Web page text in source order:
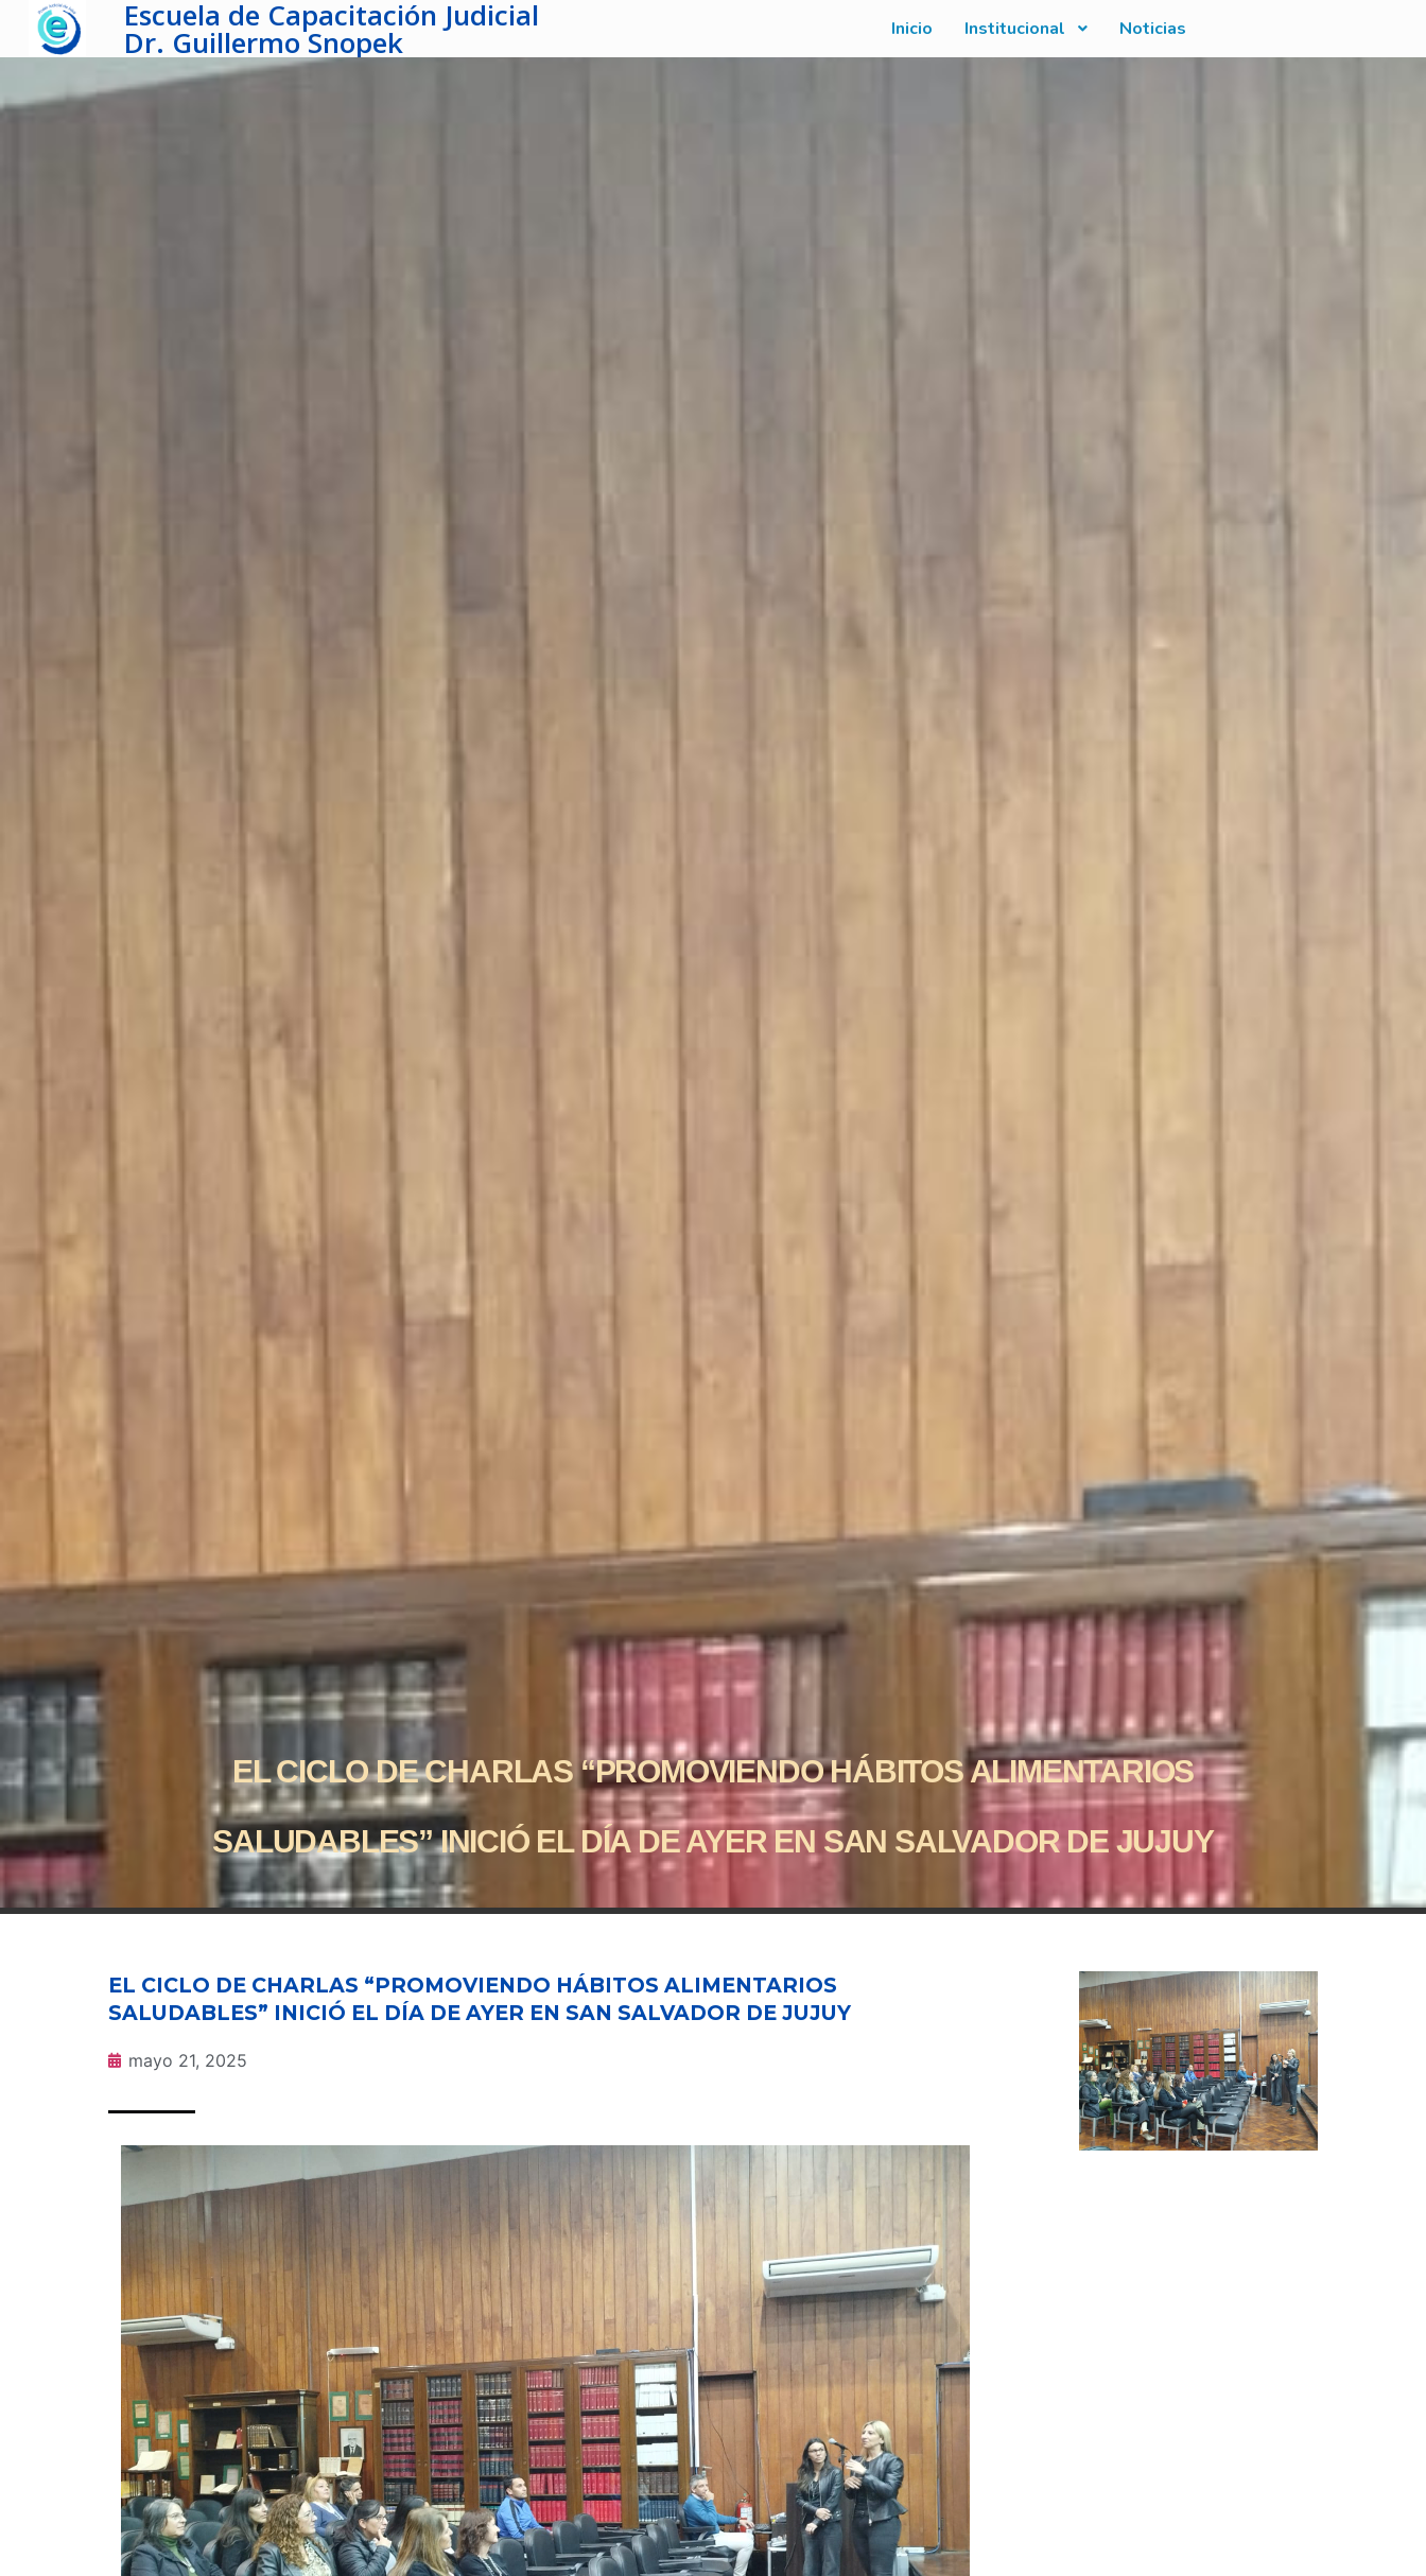
Escuela de Capacitación Judicial
Dr. Guillermo Snopek Inicio Institucional Noticias
EL CICLO DE CHARLAS “PROMOVIENDO HÁBITOS ALIMENTARIOS
SALUDABLES” INICIÓ EL DÍA DE AYER EN SAN SALVADOR DE JUJUY
EL CICLO DE CHARLAS “PROMOVIENDO HÁBITOS ALIMENTARIOS
SALUDABLES” INICIÓ EL DÍA DE AYER EN SAN SALVADOR DE JUJUY
mayo 21, 2025